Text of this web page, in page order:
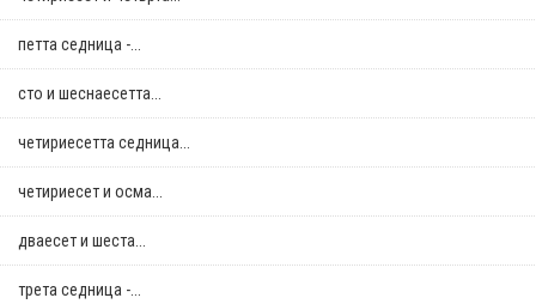
петта седница -...
сто и шеснаесетта...
четириесетта седница...
четириесет и осма...
дваесет и шеста...
трета седница -...